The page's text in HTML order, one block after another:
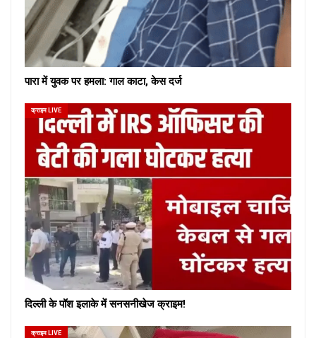
पारा में युवक पर हमला: गाल काटा, केस दर्ज
क्राइम LIVE
दिल्ली के पॉश इलाके में सनसनीखेज क्राइम!
क्राइम LIVE